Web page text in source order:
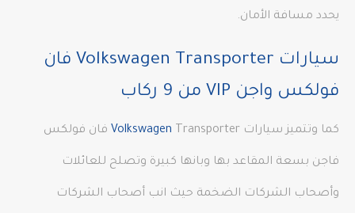
يحدد مسافة الأمان.
سيارات Volkswagen Transporter فان
فولكس واجن VIP من 9 ركاب
كما وتتميز سيارات Volkswagen Transporter فان فولكس
فاجن بسعة المقاعد بها وبانها كبيرة وتصلح للعائلات
وأصحاب الشركات الضخمة حيث انب أصحاب الشركات